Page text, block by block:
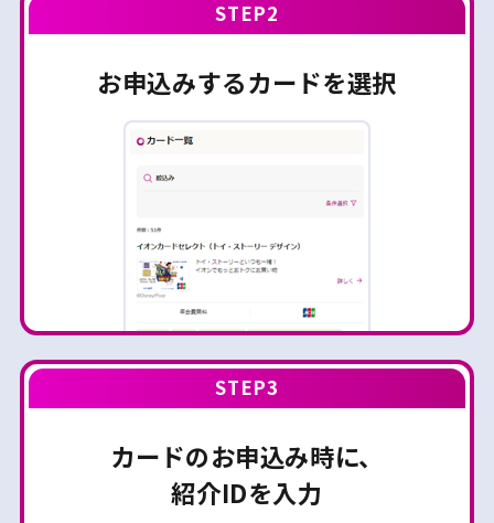
STEP2
お申込みするカードを選択
STEP3
カードのお申込み時に、
紹介IDを入力